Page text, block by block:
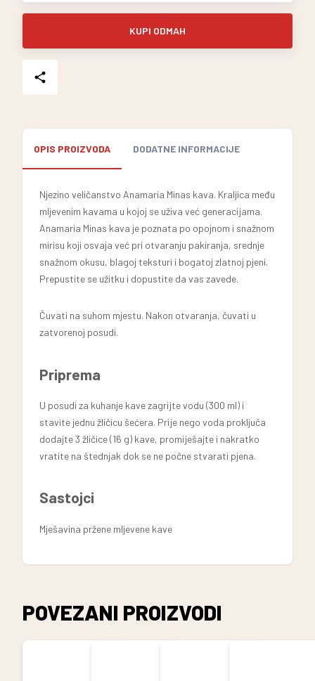
KUPI ODMAH
OPIS PROIZVODA DODATNE INFORMACIJE
Njezino veličanstvo Anamaria Minas kava. Kraljica među
mljevenim kavama u kojoj se uživa već generacijama.
Anamaria Minas kava je poznata po opojnom i snažnom
mirisu koji osvaja već pri otvaranju pakiranja, srednje
snažnom okusu, blagoj teksturi i bogatoj zlatnoj pjeni.
Prepustite se užitku i dopustite da vas zavede.
Čuvati na suhom mjestu. Nakon otvaranja, čuvati u
zatvorenoj posudi.
Priprema
U posudi za kuhanje kave zagrijte vodu (300 ml) i
stavite jednu žličicu šećera. Prije nego voda proključa
dodajte 3 žličice (16 g) kave, promiješajte i nakratko
vratite na štednjak dok se ne počne stvarati pjena.
Sastojci
Mješavina pržene mljevene kave
POVEZANI PROIZVODI